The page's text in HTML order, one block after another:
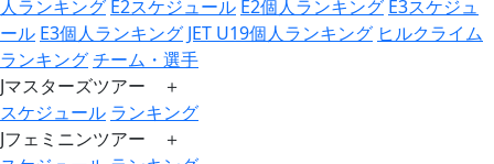
人ランキング E2スケジュール E2個人ランキング E3スケジュ
ール E3個人ランキング JET U19個人ランキング ヒルクライム
ランキングチーム・選手
Jマスターズツアー ＋
スケジュール ランキング
Jフェミニンツアー ＋